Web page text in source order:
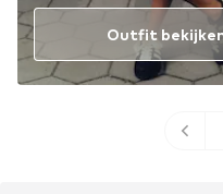
Outfit